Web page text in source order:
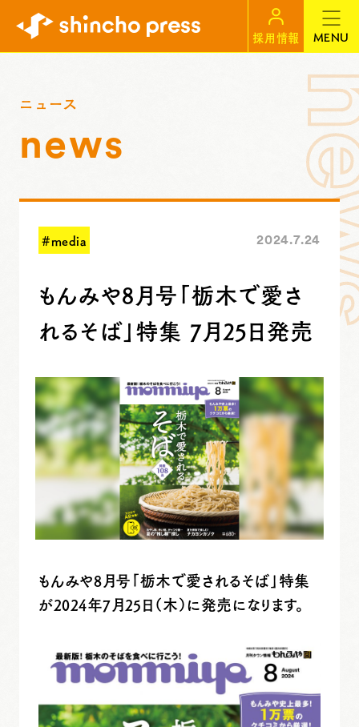
採用情報 MENU
ニュース
news
#media 2024.7.24
もんみや8月号「栃木で愛さ
れるそば」特集 7月25日発売
もんみや8月号「栃木で愛されるそば」特集
が2024年7月25日（木）に発売になります。